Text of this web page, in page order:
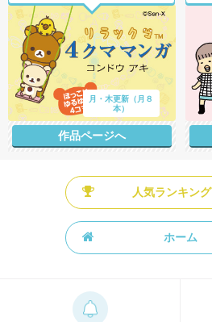
月・木更新（月８
本）
作品ページへ
人気ランキン
ホーム